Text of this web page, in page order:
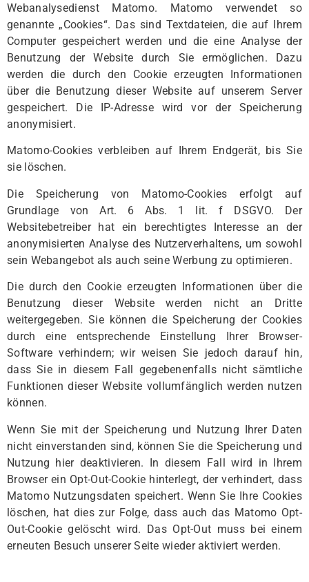
Webanalysedienst Matomo. Matomo verwendet so
genannte „Cookies“. Das sind Textdateien, die auf Ihrem
Computer gespeichert werden und die eine Analyse der
Benutzung der Website durch Sie ermöglichen. Dazu
werden die durch den Cookie erzeugten Informationen
über die Benutzung dieser Website auf unserem Server
gespeichert. Die IP-Adresse wird vor der Speicherung
anonymisiert.
Matomo-Cookies verbleiben auf Ihrem Endgerät, bis Sie
sie löschen.
Die Speicherung von Matomo-Cookies erfolgt auf
Grundlage von Art. 6 Abs. 1 lit. f DSGVO. Der
Websitebetreiber hat ein berechtigtes Interesse an der
anonymisierten Analyse des Nutzerverhaltens, um sowohl
sein Webangebot als auch seine Werbung zu optimieren.
Die durch den Cookie erzeugten Informationen über die
Benutzung dieser Website werden nicht an Dritte
weitergegeben. Sie können die Speicherung der Cookies
durch eine entsprechende Einstellung Ihrer Browser-
Software verhindern; wir weisen Sie jedoch darauf hin,
dass Sie in diesem Fall gegebenenfalls nicht sämtliche
Funktionen dieser Website vollumfänglich werden nutzen
können.
Wenn Sie mit der Speicherung und Nutzung Ihrer Daten
nicht einverstanden sind, können Sie die Speicherung und
Nutzung hier deaktivieren. In diesem Fall wird in Ihrem
Browser ein Opt-Out-Cookie hinterlegt, der verhindert, dass
Matomo Nutzungsdaten speichert. Wenn Sie Ihre Cookies
löschen, hat dies zur Folge, dass auch das Matomo Opt-
Out-Cookie gelöscht wird. Das Opt-Out muss bei einem
erneuten Besuch unserer Seite wieder aktiviert werden.